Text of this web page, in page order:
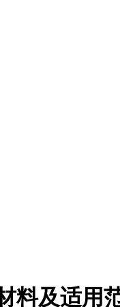
料及适用